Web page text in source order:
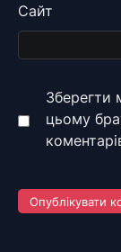
Сайт
Зберегти
цьому